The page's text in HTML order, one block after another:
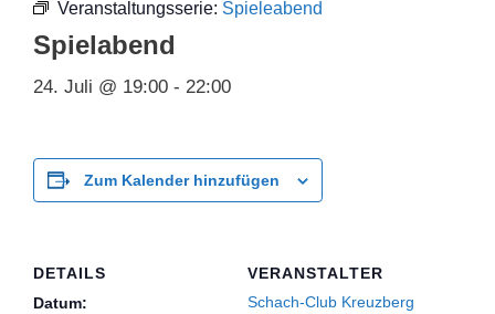
Veranstaltungsserie: Spieleabend
Spielabend
24. Juli @ 19:00 - 22:00
Zum Kalender hinzufügen
DETAILS
Datum:
VERANSTALTER
Schach-Club Kreuzberg